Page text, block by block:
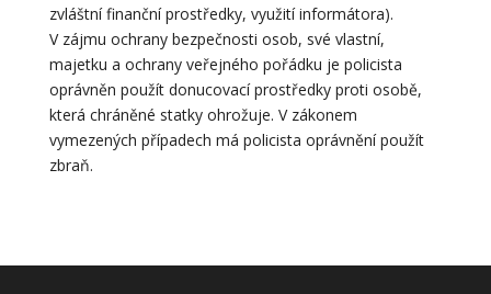
zvláštní finanční prostředky, využití informátora).
V zájmu ochrany bezpečnosti osob, své vlastní,
majetku a ochrany veřejného pořádku je policista
oprávněn použít donucovací prostředky proti osobě,
která chráněné statky ohrožuje. V zákonem
vymezených případech má policista oprávnění použít
zbraň.